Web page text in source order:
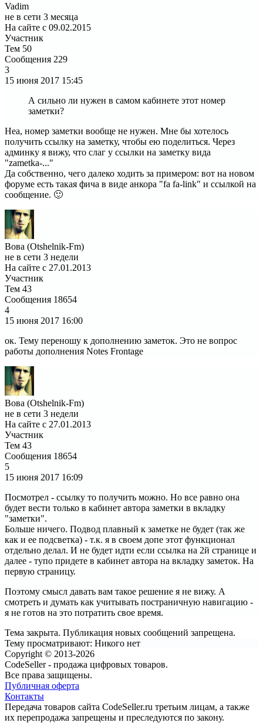
Vadim
не в сети 3 месяца
На сайте с 09.02.2015
Участник
Тем 50
Сообщения 229
3
15 июня 2017 15:45
А сильно ли нужен в самом кабинете этот номер
заметки?
Неа, номер заметки вообще не нужен. Мне бы хотелось
получить ссылку на заметку, чтобы ею поделиться. Через
админку я вижу, что слаг у ссылки на заметку вида
"zametka-..."
Да собственно, чего далеко ходить за примером: вот на новом
форуме есть такая фича в виде анкора "fa fa-link" и ссылкой на
сообщение. 🙂
Вова (Otshelnik-Fm)
не в сети 3 недели
На сайте с 27.01.2013
Участник
Тем 43
Сообщения 18654
4
15 июня 2017 16:00
ок. Тему переношу к дополнению заметок. Это не вопрос
работы дополнения Notes Frontage
Вова (Otshelnik-Fm)
не в сети 3 недели
На сайте с 27.01.2013
Участник
Тем 43
Сообщения 18654
5
15 июня 2017 16:09
Посмотрел - ссылку то получить можно. Но все равно она
будет вести только в кабинет автора заметки в вкладку
"заметки".
Больше ничего. Подвод плавный к заметке не будет (так же
как и ее подсветка) - т.к. я в своем допе этот функционал
отдельно делал. И не будет идти если ссылка на 2й странице и
далее - тупо придете в кабинет автора на вкладку заметок. На
первую страницу.
Поэтому смысл давать вам такое решение я не вижу. А
смотреть и думать как учитывать постраничную навигацию -
я не готов на это потратить свое время.
Тема закрыта. Публикация новых сообщений запрещена.
Тему просматривают: Никого нет
Copyright © 2013-2026
CodeSeller - продажа цифровых товаров.
Все права защищены.
Публичная оферта
Контакты
Передача товаров сайта CodeSeller.ru третьим лицам, а также
их перепродажа запрещены и преследуются по закону.